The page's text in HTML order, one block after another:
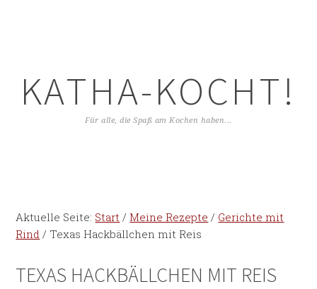
KATHA-KOCHT!
Für alle, die Spaß am Kochen haben...
Aktuelle Seite: Start / Meine Rezepte / Gerichte mit
Rind / Texas Hackbällchen mit Reis
TEXAS HACKBÄLLCHEN MIT REIS